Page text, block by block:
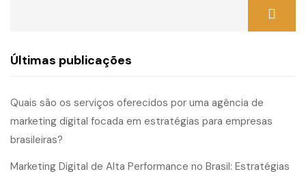
Últimas publicações
Quais são os serviços oferecidos por uma agência de
marketing digital focada em estratégias para empresas
brasileiras?
Marketing Digital de Alta Performance no Brasil: Estratégias